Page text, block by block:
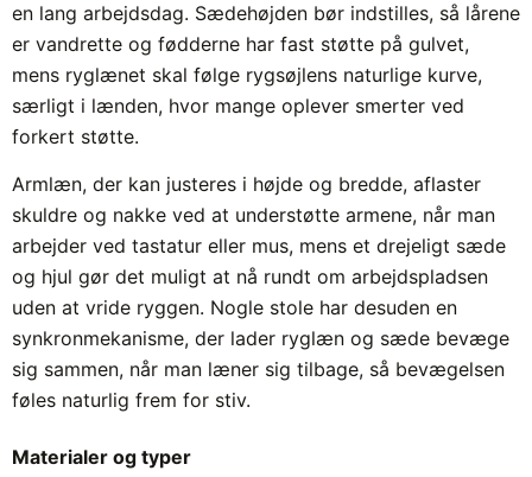
en lang arbejdsdag. Sædehøjden bør indstilles, så lårene
er vandrette og fødderne har fast støtte på gulvet,
mens ryglænet skal følge rygsøjlens naturlige kurve,
særligt i lænden, hvor mange oplever smerter ved
forkert støtte.
Armlæn, der kan justeres i højde og bredde, aflaster
skuldre og nakke ved at understøtte armene, når man
arbejder ved tastatur eller mus, mens et drejeligt sæde
og hjul gør det muligt at nå rundt om arbejdspladsen
uden at vride ryggen. Nogle stole har desuden en
synkronmekanisme, der lader ryglæn og sæde bevæge
sig sammen, når man læner sig tilbage, så bevægelsen
føles naturlig frem for stiv.
Materialer og typer